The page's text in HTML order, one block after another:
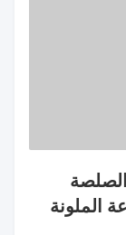
الصفائح المصفوفة المملكة 8011 الصلصة